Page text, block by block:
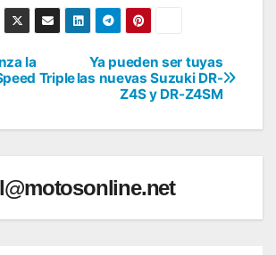
Ya pueden ser tuyas
las nuevas Suzuki DR-
Z4S y DR-Z4SM
la
Triple